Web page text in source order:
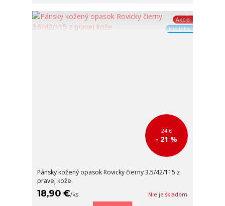
Akcia
Novinka
24 €
- 21 %
Pánsky kožený opasok Rovicky čierny 3.5/42/115 z
pravej kože.
18,90 €/ks Nie je skladom